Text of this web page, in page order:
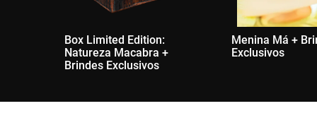
Box Limited Edition:
Natureza Macabra +
Brindes Exclusivos
Menina Má +
Exclusivos